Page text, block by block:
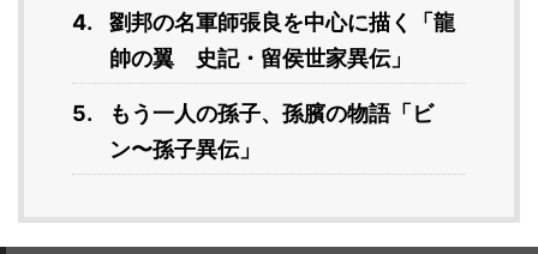
劉邦の名軍師張良を中心に描く「龍
帥の翼 史記・留侯世家異伝」
もう一人の孫子、孫臏の物語「ビ
ン〜孫子異伝」